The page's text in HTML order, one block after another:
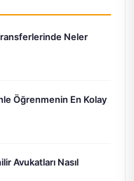
Neler
Öğrenmenin En Kolay
Avukatları Nasıl